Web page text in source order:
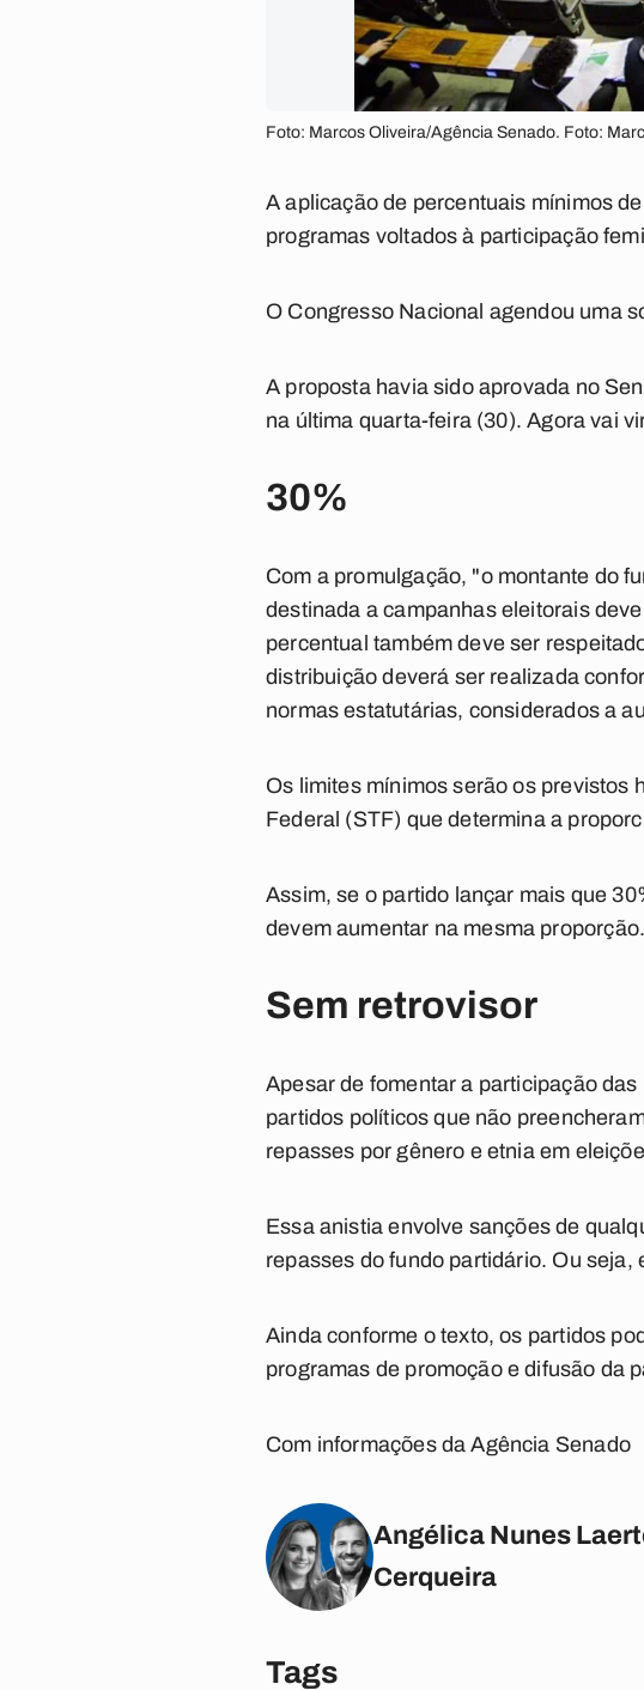
Foto: Marcos Oliveira/Agência Senado. Foto:
A aplicação de percentuais mínimos
programas voltados à participação
O Congresso Nacional agendou uma
A proposta havia sido aprovada no
na última quarta-feira (30). Agora vai
30%
Com a promulgação, "o montante do
destinada a campanhas eleitorais
percentual também deve ser
distribuição deverá ser realizada
normas estatutárias, considerados a
Os limites mínimos serão os previstos
Federal (STF) que determina a
Assim, se o partido lançar mais que
devem aumentar na mesma proporção.
Sem retrovisor
Apesar de fomentar a participação
partidos políticos que não
repasses por gênero e etnia em
Essa anistia envolve sanções de
repasses do fundo partidário. Ou seja,
Ainda conforme o texto, os partidos
programas de promoção e difusão da
Com informações da Agência Senado
Angélica Nunes
Cerqueira
Tags